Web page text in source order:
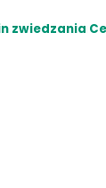
zwiedzania